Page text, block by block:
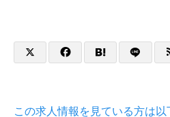
この求人情報を見ている方は